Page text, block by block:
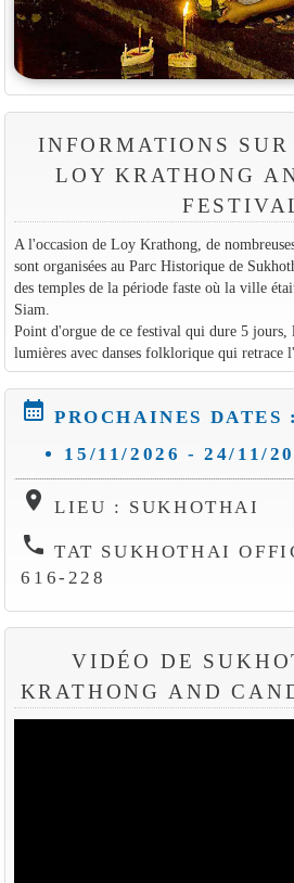
INFORMATIONS
LOY KRATHONG
A l'occasion de Loy Krathong, de
sont organisées au Parc Historique de
des temples de la période faste où la ville
Siam.
Point d'orgue de ce festival qui dure 5 jours,
lumières avec danses folklorique qui retrace
calendar_month PROCHAINES DATES :
15/11/2026 - 24/11/
location_on LIEU : SUKHOTHAI
phone TAT SUKHOTHAI
616-228
VIDÉO DE
KRATHONG AND